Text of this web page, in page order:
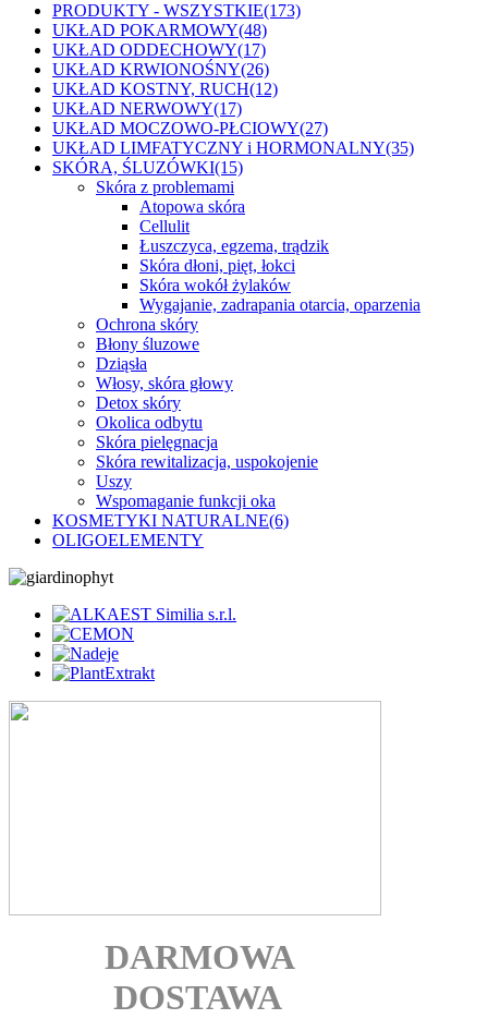
PRODUKTY - WSZYSTKIE(173)
UKŁAD POKARMOWY(48)
UKŁAD ODDECHOWY(17)
UKŁAD KRWIONOŚNY(26)
UKŁAD KOSTNY, RUCH(12)
UKŁAD NERWOWY(17)
UKŁAD MOCZOWO-PŁCIOWY(27)
UKŁAD LIMFATYCZNY i HORMONALNY(35)
SKÓRA, ŚLUZÓWKI(15)
Skóra z problemami
Atopowa skóra
Cellulit
Łuszczyca, egzema, trądzik
Skóra dłoni, pięt, łokci
Skóra wokół żylaków
Wygajanie, zadrapania otarcia, oparzenia
Ochrona skóry
Błony śluzowe
Dziąsła
Włosy, skóra głowy
Detox skóry
Okolica odbytu
Skóra pielęgnacja
Skóra rewitalizacja, uspokojenie
Uszy
Wspomaganie funkcji oka
KOSMETYKI NATURALNE(6)
OLIGOELEMENTY
DARMOWA
DOSTAWA